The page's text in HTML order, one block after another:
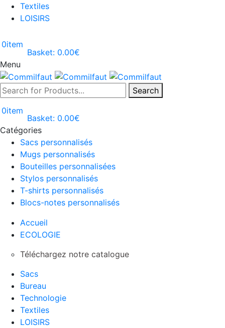
Textiles
LOISIRS
0item
Basket: 0.00€
Menu
Search
0item
Basket: 0.00€
Catégories
Sacs personnalisés
Mugs personnalisés
Bouteilles personnalisées
Stylos personnalisés
T-shirts personnalisés
Blocs-notes personnalisés
Accueil
ECOLOGIE
Téléchargez notre catalogue
Sacs
Bureau
Technologie
Textiles
LOISIRS